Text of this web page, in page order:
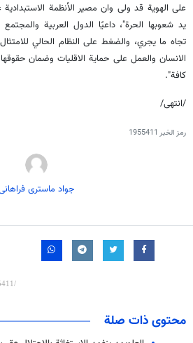
على الهوية قد ولى وان مصير الأنظمة
يد شعوبها الحرة"، داعيًا الدول العربية
تجاه ما يجري، والضغط على النظام الحالي
الانسان والعمل على حماية الاقليات وضمان
كافة".
/انتهى/
رمز الخبر 1955411
جواد ماستری
محتوى ذات صلة